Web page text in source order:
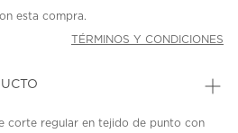
esta compra.
TÉRMINOS Y CONDICIONES
corte regular en tejido de punto con